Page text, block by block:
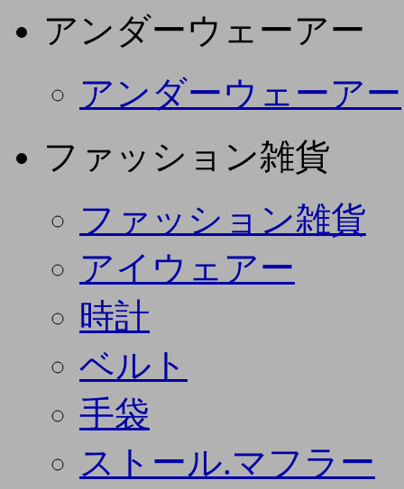
アンダーウェーアー
アンダーウェーアー
ファッション雑貨
ファッション雑貨
アイウェアー
時計
ベルト
手袋
ストール.マフラー